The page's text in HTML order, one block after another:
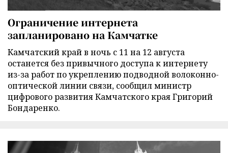
Ограничение интернета
запланировано на Камчатке
Камчатский край в ночь с 11 на 12 августа
останется без привычного доступа к интернету
из-за работ по укреплению подводной волоконно-
оптической линии связи, сообщил министр
цифрового развития Камчатского края Григорий
Бондаренко.